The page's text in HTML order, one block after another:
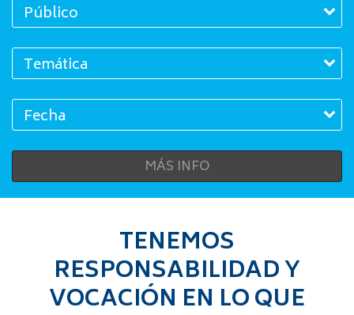
MÁS INFO
TENEMOS
RESPONSABILIDAD Y
VOCACIÓN EN LO QUE